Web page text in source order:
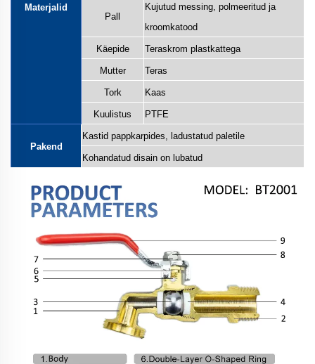
Materjalid
Pall
Kujutud messing, polmeeritud ja
kroomkatood
Käepide Teraskrom plastkattega
Mutter Teras
Tork Kaas
Kuulistus PTFE
Pakend
Kastid pappkarpides, ladustatud paletile
Kohandatud disain on lubatud